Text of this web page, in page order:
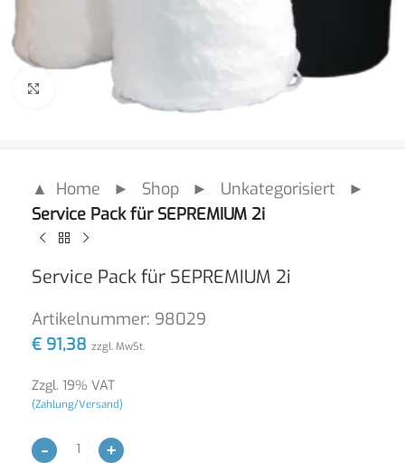
Click to enlarge
▲ Home ► Shop ► Unkategorisiert ►
Service Pack für SEPREMIUM 2i
Service Pack für SEPREMIUM 2i
Artikelnummer: 98029
€ 91,38 zzgl. MwSt.
Zzgl. 19% VAT
(Zahlung/Versand)
- +